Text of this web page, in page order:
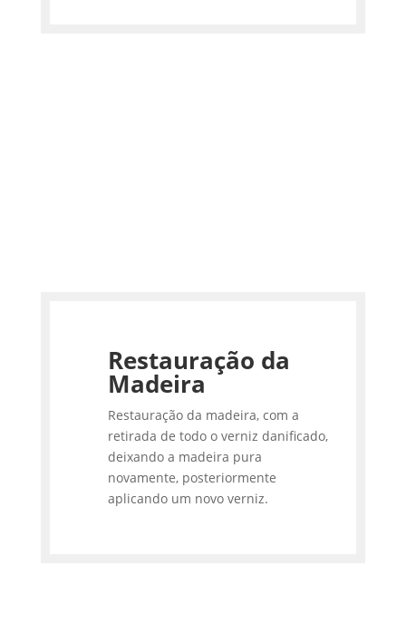
Restauração da
Madeira
Restauração da madeira, com a
retirada de todo o verniz danificado,
deixando a madeira pura
novamente, posteriormente
aplicando um novo verniz.